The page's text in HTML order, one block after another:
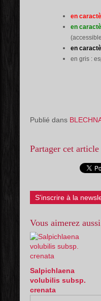
en
en
en
en gris :
Publié dans
Partager cet article
S'inscrire à la
Vous aimerez
Salpichlaena
volubilis subsp.
crenata